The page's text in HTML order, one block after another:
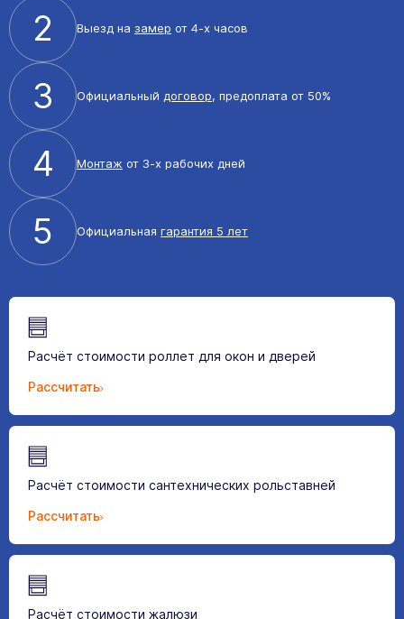
2 Выезд на замер от 4-х часов
3 Официальный договор, предоплата от 50%
4 Монтаж от 3-х рабочих дней
5 Официальная гарантия 5 лет
Расчёт стоимости роллет для окон и дверей
Рассчитать
Расчёт стоимости сантехнических рольставней
Рассчитать
Расчёт стоимости жалюзи